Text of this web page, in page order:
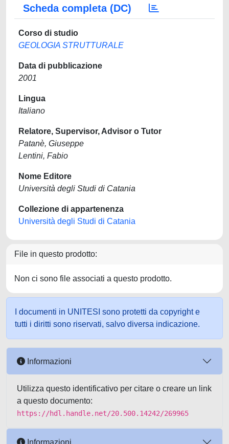
Scheda completa (DC)
Corso di studio
GEOLOGIA STRUTTURALE
Data di pubblicazione
2001
Lingua
Italiano
Relatore, Supervisor, Advisor o Tutor
Patanè, Giuseppe
Lentini, Fabio
Nome Editore
Università degli Studi di Catania
Collezione di appartenenza
Università degli Studi di Catania
File in questo prodotto:
Non ci sono file associati a questo prodotto.
I documenti in UNITESI sono protetti da copyright e
tutti i diritti sono riservati, salvo diversa indicazione.
Informazioni
Utilizza questo identificativo per citare o creare un link
a questo documento:
https://hdl.handle.net/20.500.14242/269965
Informazioni